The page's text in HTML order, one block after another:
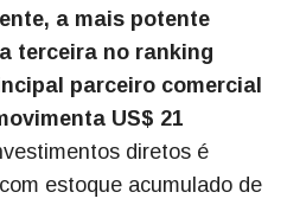
a mais potente
terceira no ranking
parceiro comercial
US$ 21
diretos é
estoque acumulado de